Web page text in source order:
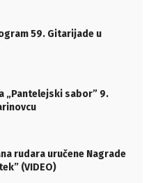
59. Gitarijade u
„Pantelejski sabor” 9.
rudara uručene Nagrade
(VIDEO)